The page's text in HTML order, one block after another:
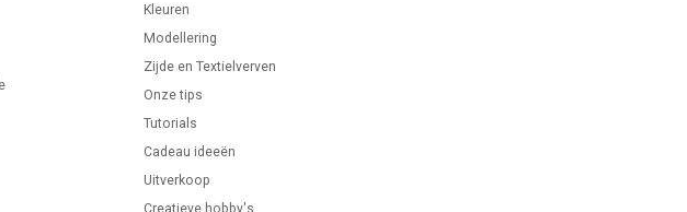
Kleuren
Modellering
Zijde en Textielverven
Onze tips
Tutorials
Cadeau ideeën
Uitverkoop
Creatieve hobby's